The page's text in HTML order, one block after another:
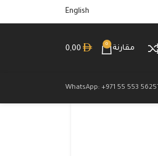
English
مقارنة
0
0,00
WhatsApp: +971 55 553 5625